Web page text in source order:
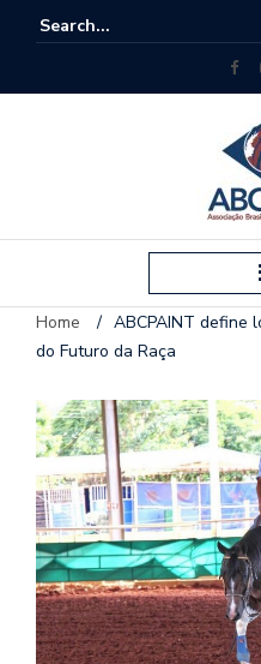
Home / ABCPAINT define
do Futuro da Raça